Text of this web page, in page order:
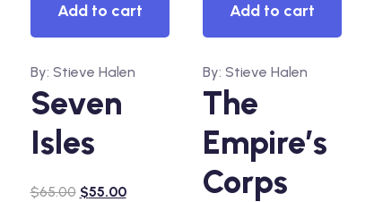
Add to cart
By: Stieve Halen
Seven
Isles
$65.00 $55.00
Add to cart
By: Stieve Halen
The
Empire’s
Corps